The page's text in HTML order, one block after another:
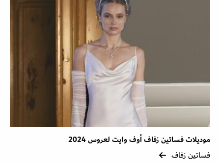
موديلات فساتين زفاف أوف وايت لعروس 2024
فساتين زفاف